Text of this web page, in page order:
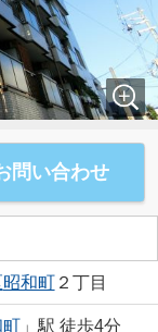
問い合わせ
昭和町２丁目
町」駅 徒歩4分